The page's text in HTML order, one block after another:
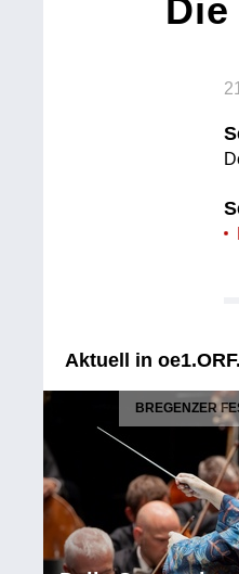
Aktuell in
BREGENZER